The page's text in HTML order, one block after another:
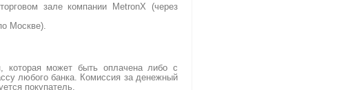
зале компании MetronX (через
Москве).
которая может быть оплачена либо с
любого банка. Комиссия за денежный
покупатель.